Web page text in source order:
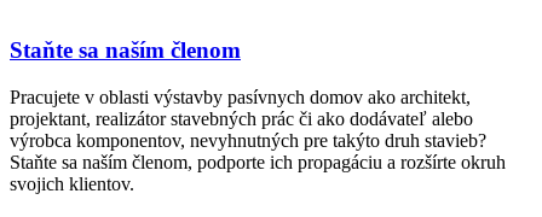
Staňte sa naším členom
Pracujete v oblasti výstavby pasívnych domov ako architekt,
projektant, realizátor stavebných prác či ako dodávateľ alebo
výrobca komponentov, nevyhnutných pre takýto druh stavieb?
Staňte sa naším členom, podporte ich propagáciu a rozšírte okruh
svojich klientov.